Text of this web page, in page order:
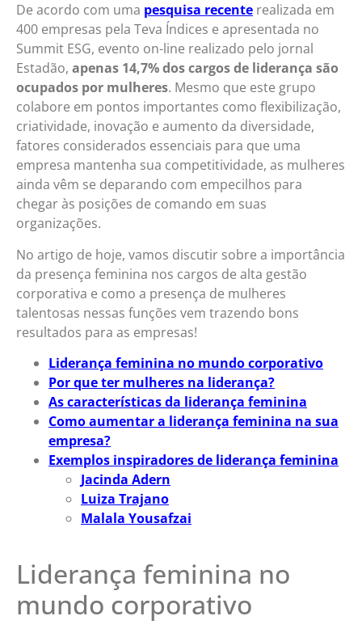
De acordo com uma pesquisa recente realizada em
400 empresas pela Teva Índices e apresentada no
Summit ESG, evento on-line realizado pelo jornal
Estadão, apenas 14,7% dos cargos de liderança são
ocupados por mulheres. Mesmo que este grupo
colabore em pontos importantes como flexibilização,
criatividade, inovação e aumento da diversidade,
fatores considerados essenciais para que uma
empresa mantenha sua competitividade, as mulheres
ainda vêm se deparando com empecilhos para
chegar às posições de comando em suas
organizações.
No artigo de hoje, vamos discutir sobre a importância
da presença feminina nos cargos de alta gestão
corporativa e como a presença de mulheres
talentosas nessas funções vem trazendo bons
resultados para as empresas!
Liderança feminina no mundo corporativo
Por que ter mulheres na liderança?
As características da liderança feminina
Como aumentar a liderança feminina na sua
empresa?
Exemplos inspiradores de liderança feminina
Jacinda Adern
Luiza Trajano
Malala Yousafzai
Liderança feminina no
mundo corporativo